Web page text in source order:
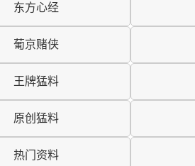
东方心经
葡京赌侠
王牌猛料
原创猛料
热门资料